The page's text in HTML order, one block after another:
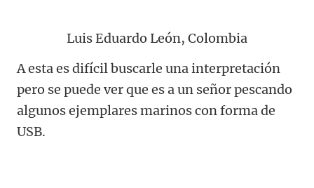
Luis Eduardo León, Colombia
A esta es difícil buscarle una interpretación
pero se puede ver que es a un señor pescando
algunos ejemplares marinos con forma de
USB.